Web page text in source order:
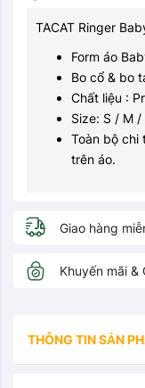
TACAT Ringer
Form áo
Bo cổ & bo
Chất liệu :
Size: S / M /
Toàn bộ chi
trên áo.
Giao hàng
Khuyến mãi &
THÔNG TIN SẢN